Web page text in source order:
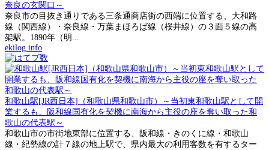
奈良の玄関口～
奈良市の目抜き通りである三条通商店街の西端に位置する、大和路
線（関西線）・奈良線・万葉まほろば線（桜井線）の３面５線の高
架駅。1890年（明...
ekilog.info
和歌山駅[JR西日本]（和歌山県和歌山市）～当初東和歌山駅として開
業するも、阪和線国有化を契機に南海から主役の座を奪い取った和
歌山の代表駅～
和歌山市の市街地東部に位置する、阪和線・きのくに線・和歌山
線・紀勢線の計７線の地上駅で、県内最大の利用客数を有するター